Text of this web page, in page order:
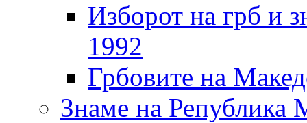
Изборот на грб и
1992
Грбовите на
Знаме на Република